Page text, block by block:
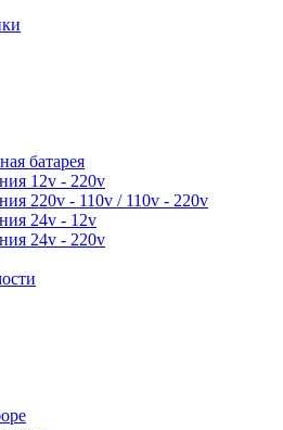
батарея
12v - 220v
220v - 110v / 110v - 220v
24v - 12v
24v - 220v